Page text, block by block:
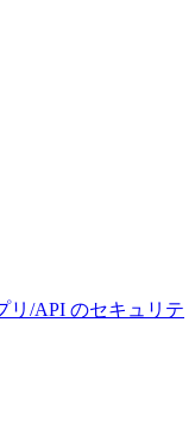
リ/API のセキュリテ